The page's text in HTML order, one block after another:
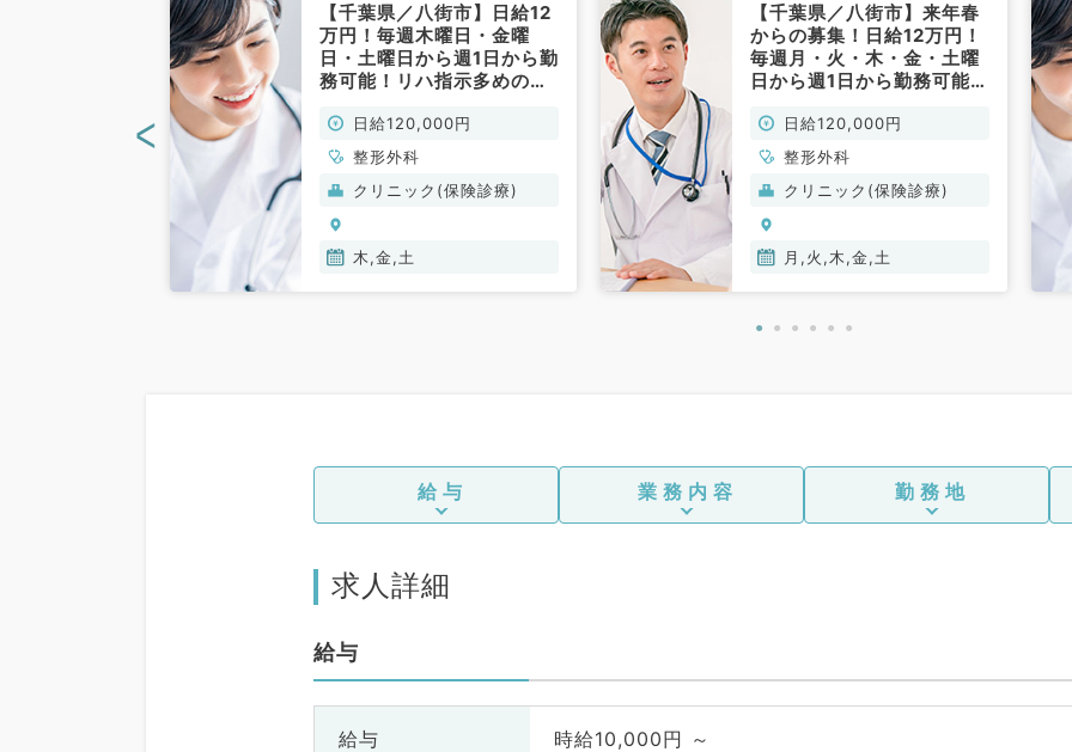
【千葉県／八街市】日給12
万円！毎週木曜日・金曜
日・土曜日から週1日から勤
務可能！リハ指示多めの整
す！（整形外科／非常勤）
日給120,000円
整形外科
クリニック(保険診療)
木,金,土
【千葉県／八街市】来年春
からの募集！日給12万円！
毎週月・火・木・金・土曜
日から週1日から勤務可能！
す！（整形外科／非常勤）
日給120,000円
整形外科
クリニック(保険診療)
月,火,木,金,土
<
給与 業務内容 勤務地
求人詳細
給与
給与 時給10,000円 ～